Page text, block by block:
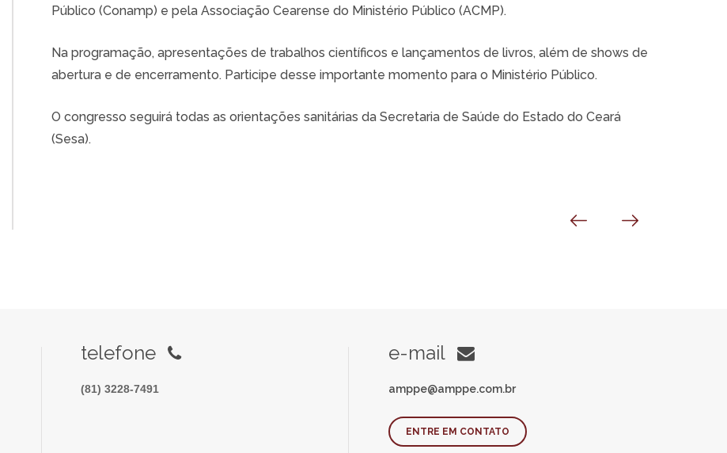
Público (Conamp) e pela Associação Cearense do Ministério Público (ACMP).
Na programação, apresentações de trabalhos científicos e lançamentos de livros, além de shows de
abertura e de encerramento. Participe desse importante momento para o Ministério Público.
O congresso seguirá todas as orientações sanitárias da Secretaria de Saúde do Estado do Ceará
(Sesa).
telefone
(81) 3228-7491
e-mail
amppe@amppe.com.br
ENTRE EM CONTATO